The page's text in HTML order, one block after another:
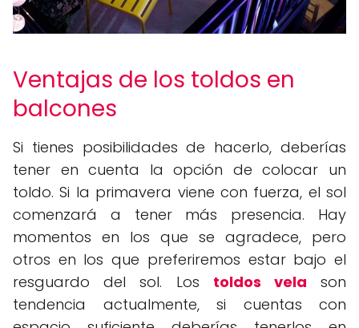
Ventajas de los toldos en
balcones
Si tienes posibilidades de hacerlo, deberías
tener en cuenta la opción de colocar un
toldo. Si la primavera viene con fuerza, el sol
comenzará a tener más presencia. Hay
momentos en los que se agradece, pero
otros en los que preferiremos estar bajo el
resguardo del sol. Los toldos vela son
tendencia actualmente, si cuentas con